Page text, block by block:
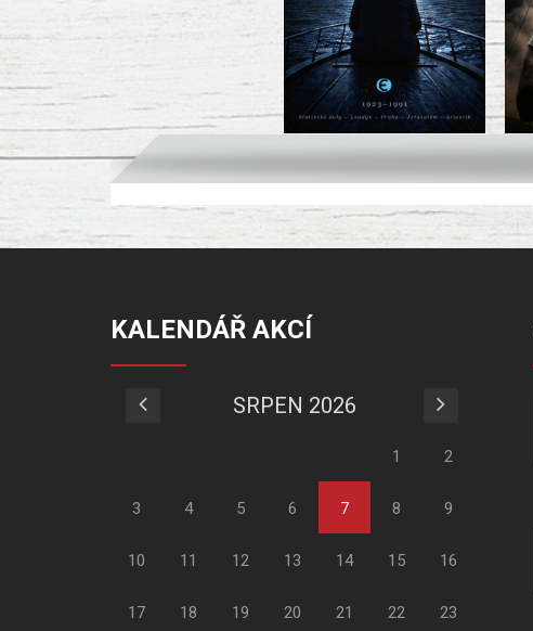
KALENDÁŘ AKCÍ
SRPEN 2026
1 2
3 4 5 6 7 8 9
10 11 12 13 14 15 16
17 18 19 20 21 22 23